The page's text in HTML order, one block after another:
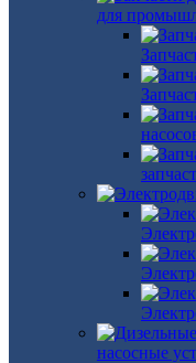
для
насосные